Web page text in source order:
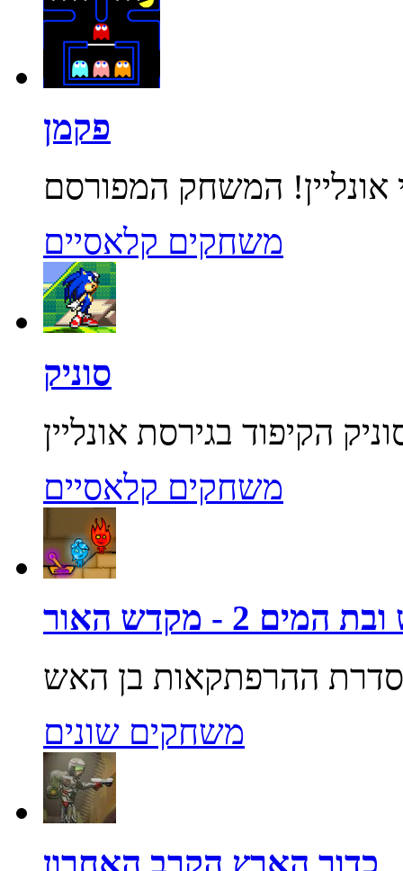
פקמן
משחקים קלאסיים
סוניק
משחקים קלאסיים
2 - מקדש האור
משחקים שונים
כדור הארץ הקרב האחרון